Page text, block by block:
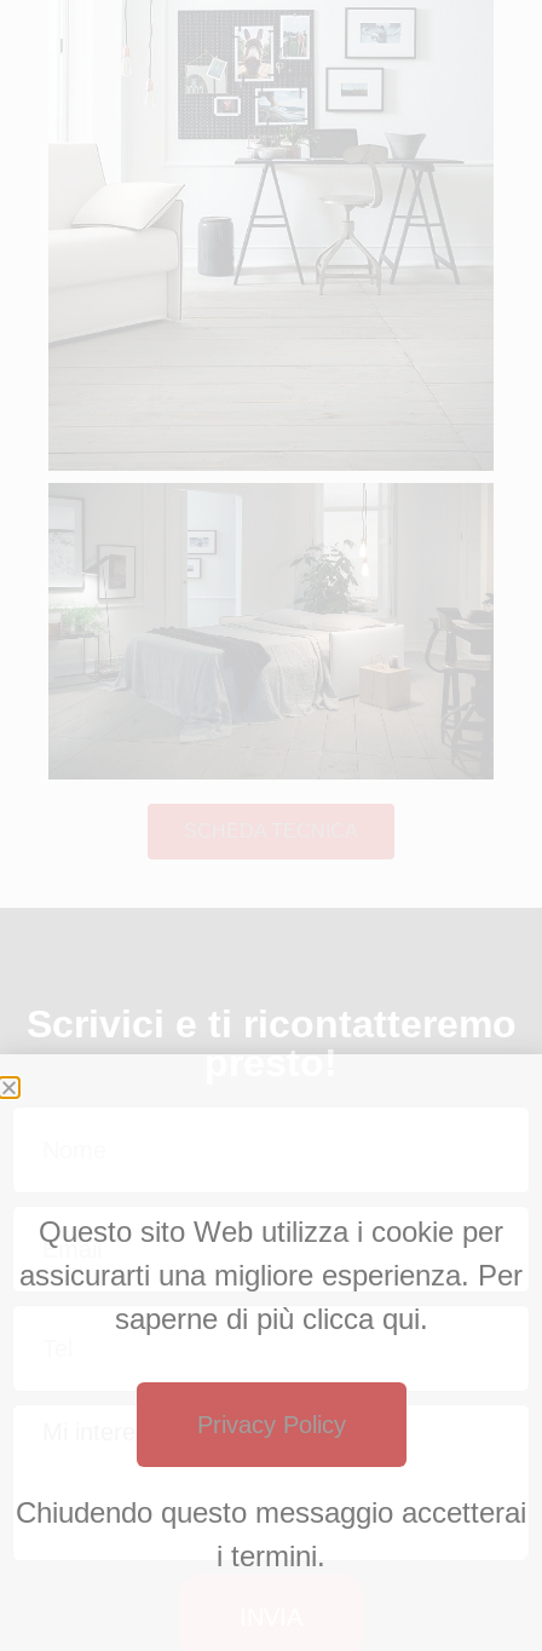
Scrivici e ti ricontatteremo
presto!
Questo sito Web utilizza i cookie per
assicurarti una migliore esperienza. Per
saperne di più clicca qui.
Privacy Policy
Chiudendo questo messaggio accetterai
i termini.